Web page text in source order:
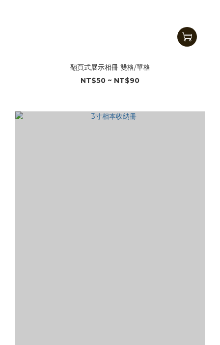
翻頁式展示相冊 雙格/單格
NT$50 ~ NT$90